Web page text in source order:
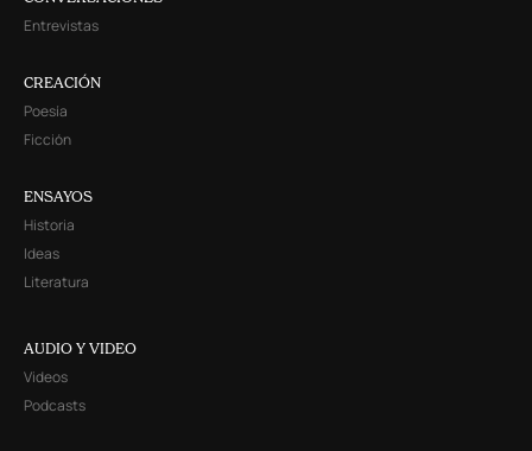
Entrevistas
CREACIÓN
Poesía
Ficción
ENSAYOS
Historia
Ideas
Literatura
AUDIO Y VIDEO
Videos
Podcasts